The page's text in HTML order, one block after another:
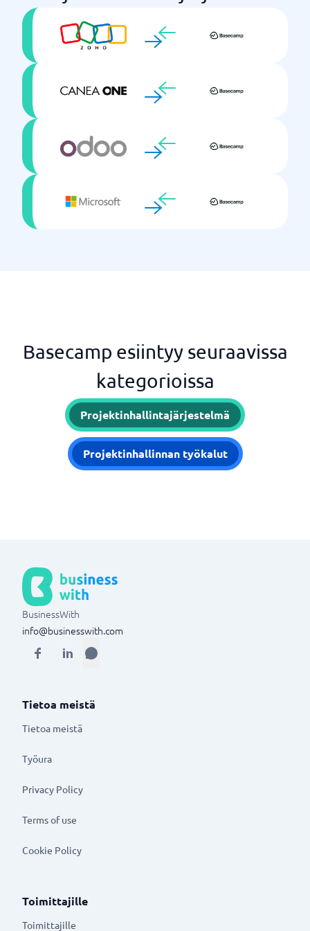
Basecamp esiintyy seuraavissa
kategorioissa
Projektinhallintajärjestelmä
Projektinhallinnan työkalut
BusinessWith
info@businesswith.com
Tietoa meistä
Tietoa meistä
Työura
Privacy Policy
Terms of use
Cookie Policy
Toimittajille
Toimittajille